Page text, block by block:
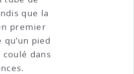
que la
premier
pied
dans